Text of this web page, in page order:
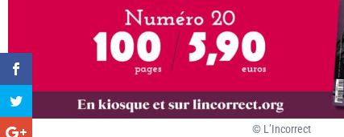
© L’Incorrect